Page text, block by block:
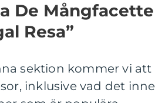
De
Resa”
sektion kommer vi
inklusive vad det